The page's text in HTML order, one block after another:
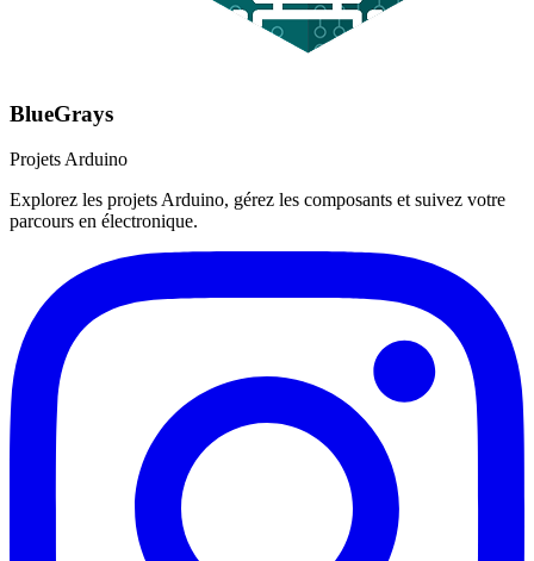
BlueGrays
Projets Arduino
Explorez les projets Arduino, gérez les composants et suivez votre
parcours en électronique.